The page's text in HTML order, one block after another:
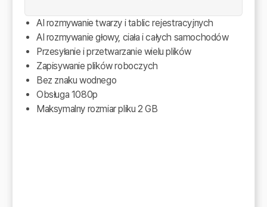
AI rozmywanie twarzy i tablic rejestracyjnych
AI rozmywanie głowy, ciała i całych samochodów
Przesyłanie i przetwarzanie wielu plików
Zapisywanie plików roboczych
Bez znaku wodnego
Obsługa 1080p
Maksymalny rozmiar pliku 2 GB